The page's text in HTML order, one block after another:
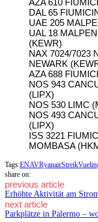
DAL 65
UAE 205
UAL 18
(KEWR)
NAX 7024/7023
NEWARK
AZA 688
NOS 943
(LIPX)
NOS 530 LIMC
NOS 493
(LIPX)
ISS 3221
MOMBASA
Tags:ENAVRyanairStreik
share on:
previous article
Erhöhte Aktivität am
next article
Parkplätze in Palermo –